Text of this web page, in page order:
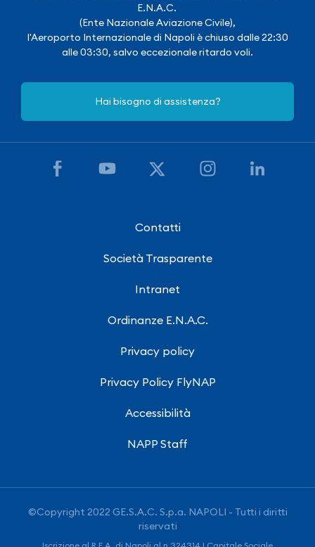
E.N.A.C.
(Ente Nazionale Aviazione Civile),
l'Aeroporto Internazionale di Napoli è chiuso dalle 22:30
alle 03:30, salvo eccezionale ritardo voli.
Hai bisogno di assistenza?
Contatti
Società Trasparente
Intranet
Ordinanze E.N.A.C.
Privacy policy
Privacy Policy FlyNAP
Accessibilità
NAPP Staff
©Copyright 2022 GE.S.A.C. S.p.a. NAPOLI - Tutti i diritti
riservati